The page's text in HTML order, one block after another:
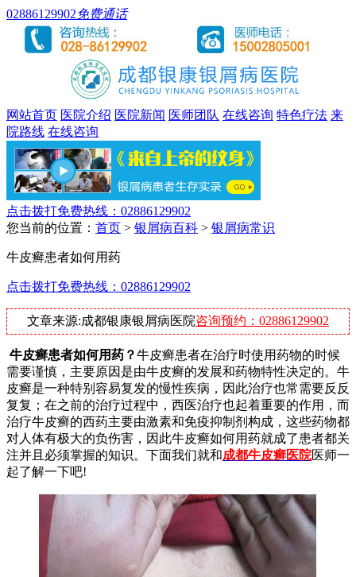
02886129902免费通话
网站首页 医院介绍 医院新闻 医师团队 在线咨询 特色疗法 来
院路线 在线咨询
点击拨打免费热线：02886129902
您当前的位置： 首页 > 银屑病百科 > 银屑病常识
牛皮癣患者如何用药
点击拨打免费热线：02886129902
文章来源:成都银康银屑病医院咨询预约：02886129902
牛皮癣患者如何用药？牛皮癣患者在治疗时使用药物的时候
需要谨慎，主要原因是由牛皮癣的发展和药物特性决定的。牛
皮癣是一种特别容易复发的慢性疾病，因此治疗也常需要反反
复复；在之前的治疗过程中，西医治疗也起着重要的作用，而
治疗牛皮癣的西药主要由激素和免疫抑制剂构成，这些药物都
对人体有极大的负伤害，因此牛皮癣如何用药就成了患者都关
注并且必须掌握的知识。下面我们就和成都牛皮癣医院医师一
起了解一下吧!